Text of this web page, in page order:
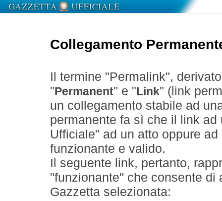
Collegamento
Il termine "Permalink",
" Permanent" e " Link" (link
un collegamento stabile ad
permanente fa sì che il link
Ufficiale" ad un atto oppure
funzionante e valido.
Il seguente link, pertanto,
"funzionante" che consente
Gazzetta selezionata: